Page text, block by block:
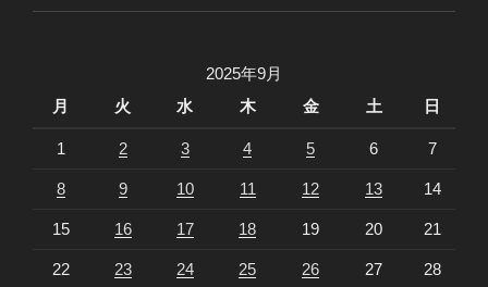
2025年9月
月
火 水 木 金 土 日
1 2 3 4 5 6 7
8 9 10 11 12 13 14
15 16 17 18 19 20 21
22 23 24 25 26 27 28